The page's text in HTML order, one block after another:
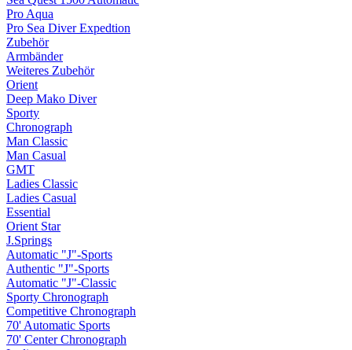
Pro Aqua
Pro Sea Diver Expedtion
Zubehör
Armbänder
Weiteres Zubehör
Orient
Deep Mako Diver
Sporty
Chronograph
Man Classic
Man Casual
GMT
Ladies Classic
Ladies Casual
Essential
Orient Star
J.Springs
Automatic "J"-Sports
Authentic "J"-Sports
Automatic "J"-Classic
Sporty Chronograph
Competitive Chronograph
70' Automatic Sports
70' Center Chronograph